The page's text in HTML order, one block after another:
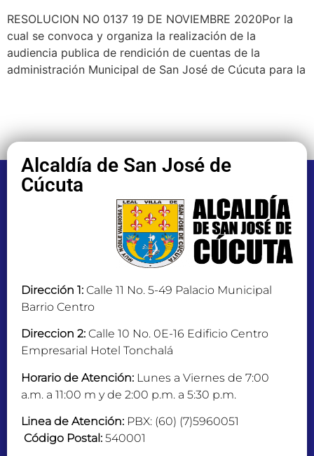
RESOLUCION NO 0137 19 DE NOVIEMBRE 2020Por la
cual se convoca y organiza la realización de la
audiencia publica de rendición de cuentas de la
administración Municipal de San José de Cúcuta para la
Alcaldía de San José de
Cúcuta
Dirección 1: Calle 11 No. 5-49 Palacio Municipal
Barrio Centro
Direccion 2: Calle 10 No. 0E-16 Edificio Centro
Empresarial Hotel Tonchalá
Horario de Atención: Lunes a Viernes de 7:00
a.m. a 11:00 m y de 2:00 p.m. a 5:30 p.m.
Linea de Atención: PBX: (60) (7)5960051
Código Postal: 540001